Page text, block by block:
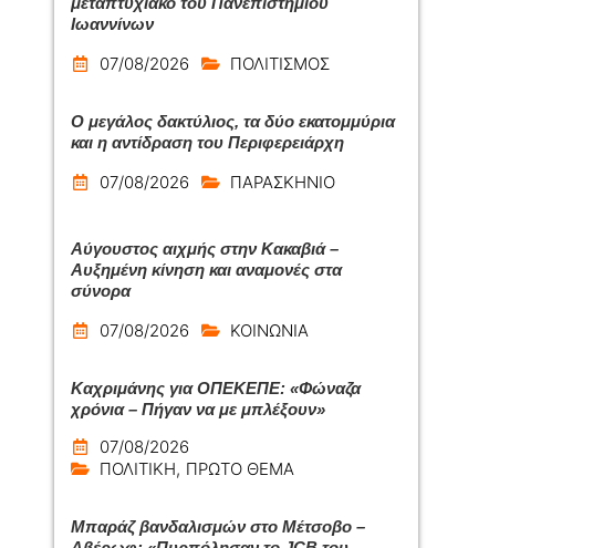
Ιωαννίνων
07/08/2026 ΠΟΛΙΤΙΣΜΟΣ
Ο μεγάλος δακτύλιος, τα δύο εκατομμύρια
και η αντίδραση του Περιφερειάρχη
07/08/2026 ΠΑΡΑΣΚΗΝΙΟ
Αύγουστος αιχμής στην Κακαβιά –
Αυξημένη κίνηση και αναμονές στα
σύνορα
07/08/2026 ΚΟΙΝΩΝΙΑ
Καχριμάνης για ΟΠΕΚΕΠΕ: «Φώναζα
χρόνια – Πήγαν να με μπλέξουν»
07/08/2026
ΠΟΛΙΤΙΚΗ, ΠΡΩΤΟ ΘΕΜΑ
Μπαράζ βανδαλισμών στο Μέτσοβο –